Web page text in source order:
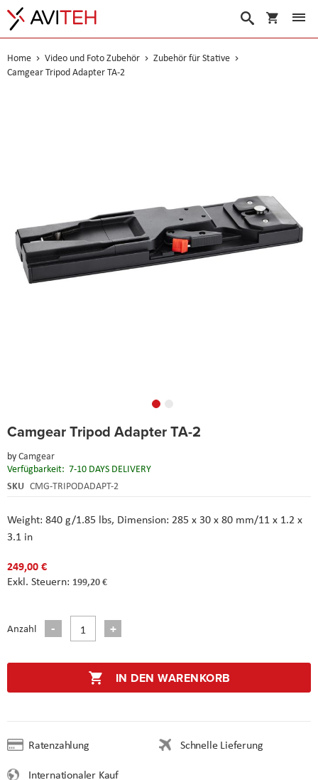
Suche
Home Video und Foto Zubehör
Zubehör für Stative
Camgear Tripod Adapter TA-2
Camgear Tripod Adapter TA-2
byCamgear
Verfügbarkeit: 7-10 DAYS DELIVERY
SKU CMG-TRIPODADAPT-2
Weight: 840 g/1.85 lbs, Dimension: 285 x 30 x 80 mm/11 x 1.2 x
3.1 in
249,00 €
199,20 €
Anzahl
IN DEN WARENKORB
Ratenzahlung
Schnelle Lieferung
Internationaler Kauf
to
beginning
of
the